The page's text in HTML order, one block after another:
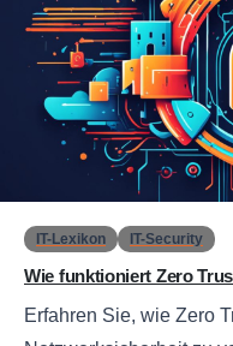
IT-Lexikon IT-Security
Wie funktioniert Zero
Erfahren Sie, wie Zero